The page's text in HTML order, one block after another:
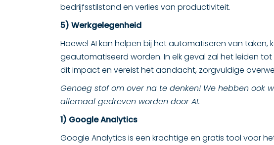
bedrijfsstilstand en verlies van productiviteit.
5) Werkgelegenheid
Hoewel AI kan helpen bij het automatiseren van
geautomatiseerd worden. In elk geval zal het leiden
dit impact en vereist het aandacht, zorgvuldige
Genoeg stof om over na te denken! We hebben ook
allemaal gedreven worden door AI.
1) Google Analytics
Google Analytics is een krachtige en gratis tool voor